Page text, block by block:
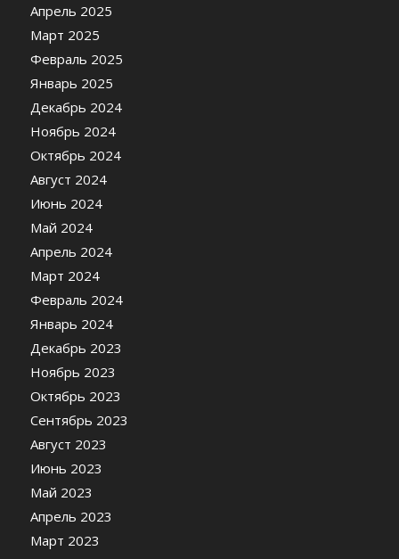
Апрель 2025
Март 2025
Февраль 2025
Январь 2025
Декабрь 2024
Ноябрь 2024
Октябрь 2024
Август 2024
Июнь 2024
Май 2024
Апрель 2024
Март 2024
Февраль 2024
Январь 2024
Декабрь 2023
Ноябрь 2023
Октябрь 2023
Сентябрь 2023
Август 2023
Июнь 2023
Май 2023
Апрель 2023
Март 2023